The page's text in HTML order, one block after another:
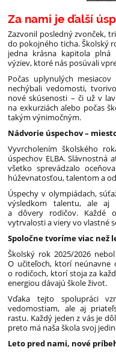
Za nami je ďalší
Zazvonil posledný zvonček,
do pokojného ticha. Školský
jedna krásna kapitola plná
výziev, ktoré nás posúvali
Počas uplynulých
nechýbali vedomosti,
nové skúsenosti – či už v
na exkurziách alebo počas
takým výnimočným.
Nádvorie úspechov –
Vyvrcholením školského
úspechov ELBA. Slávnostná
všetko sprevádzalo
húževnatosťou, talentom a
Úspechy v olympiádach,
výsledkom talentu, ale aj
a dôvery rodičov. Každé
vytrvalosti a viery vo vlastné
Spoločne tvoríme viac než
Školský rok 2025/2026
O učiteľoch, ktorí neúnavne
o rodičoch, ktorí stoja za
energiou dávajú škole život.
Vďaka tejto spolupráci
vedomostiam, ale aj
rastu. Každý jeden z vás je
preto má naša škola svoj
Leto pred nami, nové